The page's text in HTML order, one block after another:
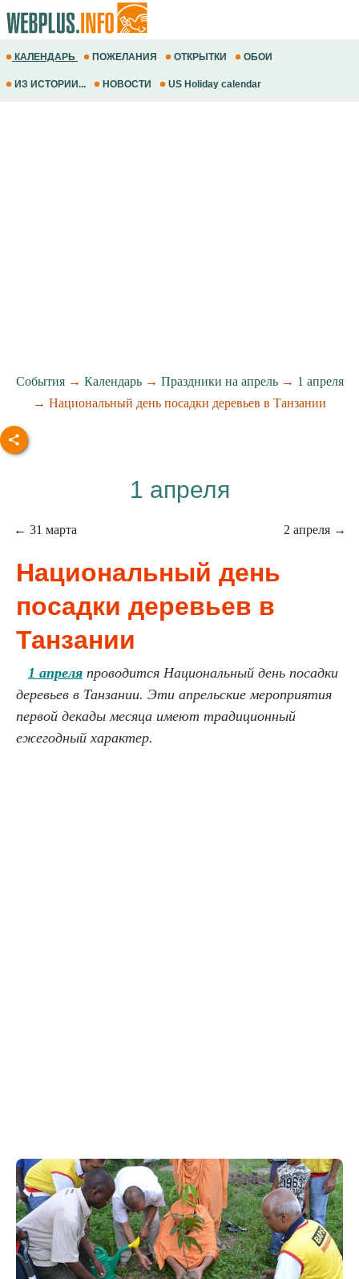
КАЛЕНДАРЬ ПОЖЕЛАНИЯ ОТКРЫТКИ ОБОИ
ИЗ ИСТОРИИ... НОВОСТИ US Holiday calendar
События→ Календарь→ Праздники на апрель→ 1 апреля
→ Национальный день посадки деревьев в Танзании
1 апреля
← 31 марта 2 апреля →
Национальный день
посадки деревьев в
Танзании
1 апреля проводится Национальный день посадки
деревьев в Танзании. Эти апрельские мероприятия
первой декады месяца имеют традиционный
ежегодный характер.